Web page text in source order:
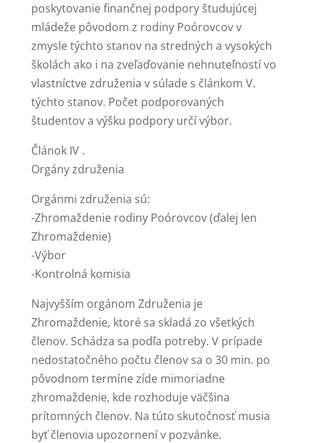
poskytovanie finančnej podpory študujúcej
mládeže pôvodom z rodiny Poórovcov v
zmysle týchto stanov na stredných a vysokých
školách ako i na zveľaďovanie nehnuteľností vo
vlastníctve združenia v súlade s článkom V.
týchto stanov. Počet podporovaných
študentov a výšku podpory určí výbor.
Článok IV .
Orgány združenia
Orgánmi združenia sú:
-Zhromaždenie rodiny Poórovcov (ďalej len
Zhromaždenie)
-Výbor
-Kontrolná komisia
Najvyšším orgánom Združenia je
Zhromaždenie, ktoré sa skladá zo všetkých
členov. Schádza sa podľa potreby. V prípade
nedostatočného počtu členov sa o 30 min. po
pôvodnom termíne zíde mimoriadne
zhromaždenie, kde rozhoduje väčšina
prítomných členov. Na túto skutočnosť musia
byť členovia upozornení v pozvánke.